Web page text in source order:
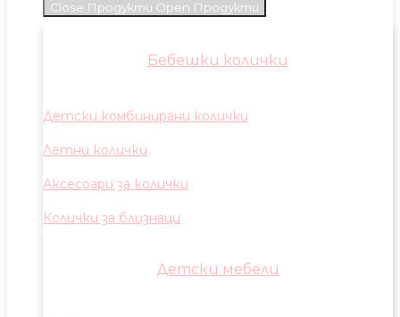
Close Продукти Open Продукти
Бебешки колички
Детски комбинирани колички
Летни колички
Аксесоари за колички
Колички за близнаци
Детски мебели